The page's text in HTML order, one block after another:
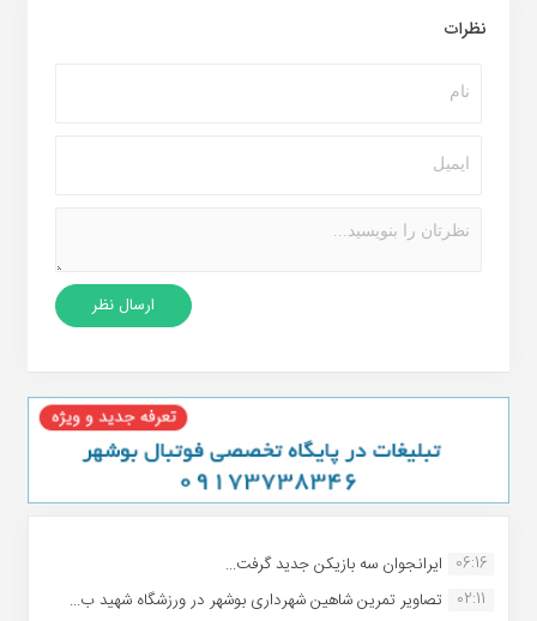
نظرات
06:16 ایرانجوان سه بازیکن جدید گرفت...
02:11
تصاویر تمرین شاهین شهردارى بوشهر در ورزشگاه شهید ب...